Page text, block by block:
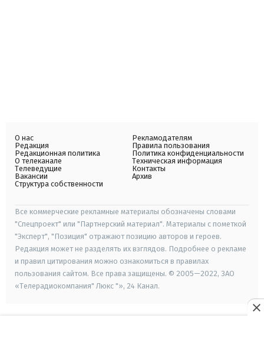
О нас
Редакция
Редакционная политика
О телеканале
Телеведущие
Вакансии
Структура собственности
Рекламодателям
Правила пользования
Политика конфиденциальности
Техническая информация
Контакты
Архив
Все коммерческие рекламные материалы обозначены словами
"Спецпроект" или "Партнерский материал". Материалы с пометкой
"Эксперт", "Позиция" отражают позицию авторов и героев.
Редакция может не разделять их взглядов. Подробнее о рекламе
и правил цитирования можно ознакомиться в правилах
пользования сайтом. Все права защищены. © 2005—2022, ЗАО
«Телерадиокомпания" Люкс "», 24 Канал.